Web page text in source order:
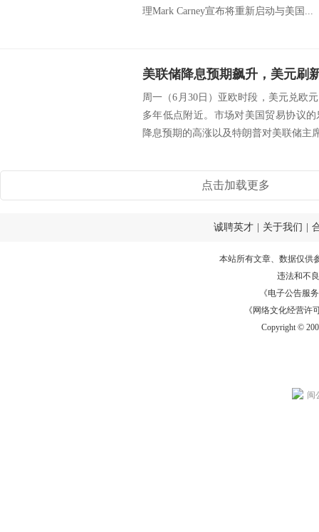
理Mark Carney宣布将重新启动与美国...
美联储降息预期飙升，美元刷
周一（6月30日）亚欧时段，美元兑欧
多年低点附近。市场对美国贸易协议
降息预期的高涨以及特朗普对美联储主
点击加载更多
诚聘英才 关于我们
本站所有文章、数据仅供
违法和不
《电子公告服务
《网络文化经营许
Copyright ©
闽